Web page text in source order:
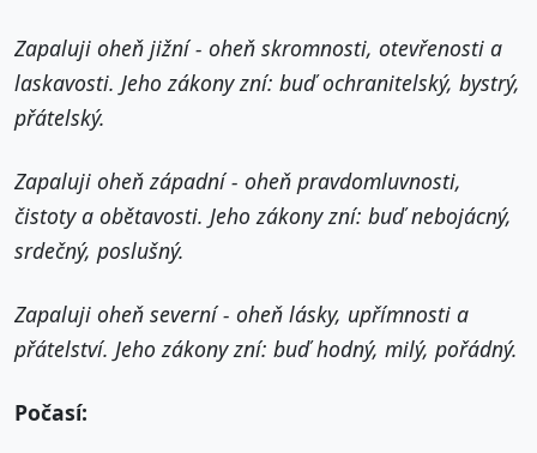
Zapaluji oheň jižní - oheň skromnosti, otevřenosti a
laskavosti. Jeho zákony zní: buď ochranitelský, bystrý,
přátelský.
Zapaluji oheň západní - oheň pravdomluvnosti,
čistoty a obětavosti. Jeho zákony zní: buď nebojácný,
srdečný, poslušný.
Zapaluji oheň severní - oheň lásky, upřímnosti a
přátelství. Jeho zákony zní: buď hodný, milý, pořádný.
Počasí: